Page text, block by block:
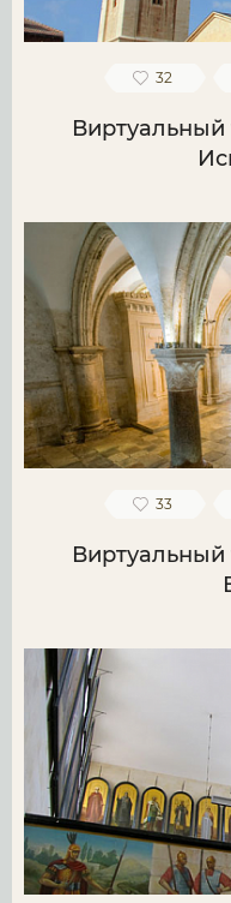
32
Виртуальный
33
Виртуальный